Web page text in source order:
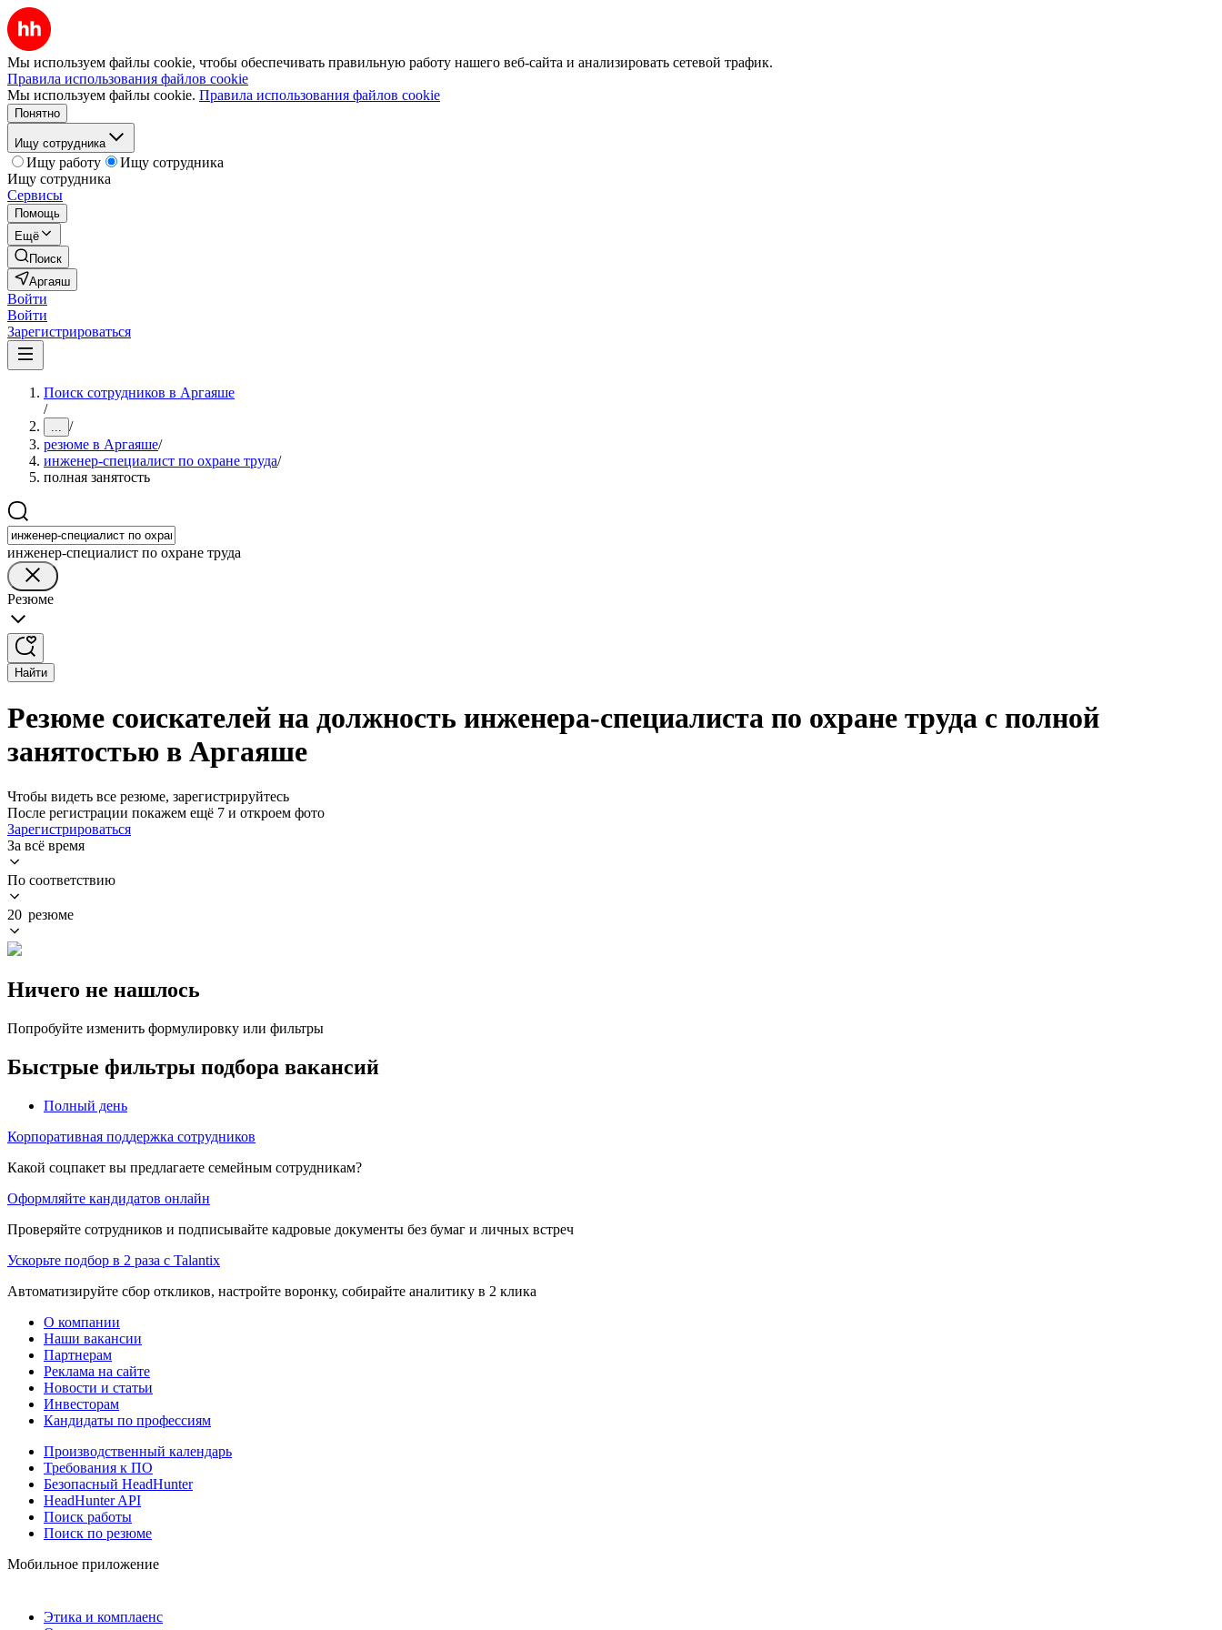
Мы используем файлы cookie, чтобы обеспечивать правильную работу нашего веб-сайта и анализировать сетевой трафик.
Правила использования файлов cookie
Мы используем файлы cookie. Правила использования файлов cookie
Понятно
Ищу сотрудника
Ищу работу
Ищу сотрудника
Ищу сотрудника
Сервисы
Помощь
Ещё
Поиск
Аргаяш
Войти
Войти
Зарегистрироваться
Поиск сотрудников в Аргаяше
/
... /
резюме в Аргаяше/
инженер-специалист по охране труда/
полная занятость
инженер-специалист по охране труда
Резюме
Найти
Резюме соискателей на должность инженера-специалиста по охране труда с полной
занятостью в Аргаяше
Чтобы видеть все резюме, зарегистрируйтесь
После регистрации покажем ещё 7 и откроем фото
Зарегистрироваться
За всё время
По соответствию
20 резюме
Ничего не нашлось
Попробуйте изменить формулировку или фильтры
Быстрые фильтры подбора вакансий
Полный день
Корпоративная поддержка сотрудников
Какой соцпакет вы предлагаете семейным сотрудникам?
Оформляйте кандидатов онлайн
Проверяйте сотрудников и подписывайте кадровые документы без бумаг и личных встреч
Ускорьте подбор в 2 раза с Talantix
Автоматизируйте сбор откликов, настройте воронку, собирайте аналитику в 2 клика
О компании
Наши вакансии
Партнерам
Реклама на сайте
Новости и статьи
Инвесторам
Кандидаты по профессиям
Производственный календарь
Требования к ПО
Безопасный HeadHunter
HeadHunter API
Поиск работы
Поиск по резюме
Мобильное приложение
Этика и комплаенс